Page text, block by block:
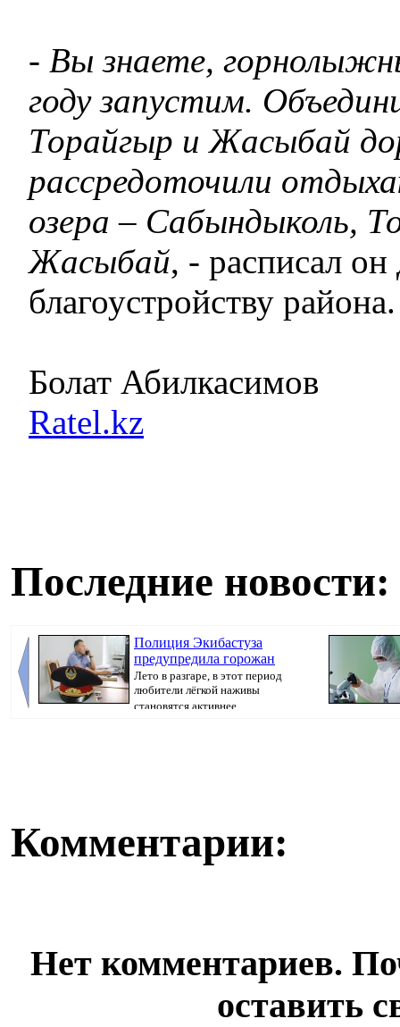
- Вы знаете,
году запустим.
Торайгыр и Жасыбай
рассредоточили
озера – Сабындыколь,
Жасыбай, - расписал
благоустройству района.
Болат Абилкасимов
Ratel.kz
Последние новости:
Полиция Экибастуза
предупредила горожан
Лето в разгаре, в этот период
любители лёгкой наживы
становятся активнее,...
Комментарии:
Нет комментариев.
оставить